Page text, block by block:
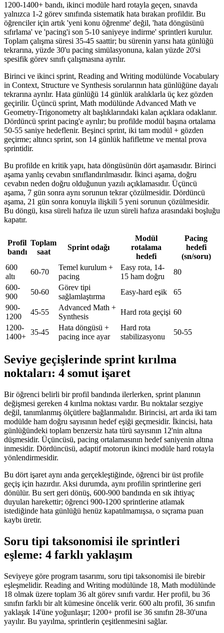
1200-1400+ bandı, ikinci modüle hard rotayla geçen, sınavda
yalnızca 1-2 görev sınıfında sistematik hata bırakan profildir. Bu
öğrenciler için artık 'yeni konu öğrenme' değil, 'hata döngüsünü
sıfırlama' ve 'pacing'i son 5-10 saniyeye indirme' sprintleri kurulur.
Toplam çalışma süresi 35-45 saattir; bu sürenin yarısı hata günlüğü
tekrarına, yüzde 30'u pacing simülasyonuna, kalan yüzde 20'si
spesifik görev sınıfı çalışmasına ayrılır.
Birinci ve ikinci sprint, Reading and Writing modülünde Vocabulary
in Context, Structure ve Synthesis sorularının hata günlüğüne dayalı
tekrarına ayrılır. Hata günlüğü 14 günlük aralıklarla üç kez gözden
geçirilir. Üçüncü sprint, Math modülünde Advanced Math ve
Geometry-Trigonometry alt başlıklarındaki kalan açıklara odaklanır.
Dördüncü sprint pacing'e ayrılır; bu profilde modül başına ortalama
50-55 saniye hedeflenir. Beşinci sprint, iki tam modül + gözden
geçirme; altıncı sprint, son 14 günlük hafifletme ve mental prova
sprintidir.
Bu profilde en kritik yapı, hata döngüsünün dört aşamasıdır. Birinci
aşama yanlış cevabın sınıflandırılmasıdır. İkinci aşama, doğru
cevabın neden doğru olduğunun yazılı açıklamasıdır. Üçüncü
aşama, 7 gün sonra aynı sorunun tekrar çözülmesidir. Dördüncü
aşama, 21 gün sonra konuyla ilişkili 5 yeni sorunun çözülmesidir.
Bu döngü, kısa süreli hafıza ile uzun süreli hafıza arasındaki boşluğu
kapatır.
Profil
bandı
Toplam
saat
Sprint odağı
Modül
rotalama
hedefi
Pacing
hedefi
(sn/soru)
600
altı
60-70
Temel kurulum +
pacing
Easy rota, 14-
15 ham doğru
80
600-
900
50-60
Görev tipi
sağlamlaştırma
Easy-hard eşik
65
900-
1200
45-55
Advanced Math +
Synthesis
Hard rota geçişi 60
1200-
1400+
35-45
Hata döngüsü +
pacing ince ayar
Hard rota
stabilizasyonu
50-55
Seviye geçişlerinde sprint kırılma
noktaları: 4 somut işaret
Bir öğrenci belirli bir profil bandında ilerlerken, sprint planının
değişmesi gereken 4 kırılma noktası vardır. Bu noktalar sezgiye
değil, tanımlanmış ölçütlere bağlanmalıdır. Birincisi, art arda iki tam
modülde ham doğru sayısının hedef eşiği geçmesidir. İkincisi, hata
günlüğündeki toplam benzersiz hata türü sayısının 12'nin altına
düşmesidir. Üçüncüsü, pacing ortalamasının hedef saniyenin altına
inmesidir. Dördüncüsü, adaptif motorun ikinci modüle hard rotayla
yönlendirmesidir.
Bu dört işaret aynı anda gerçekleştiğinde, öğrenci bir üst profile
geçiş için hazırdır. Aksi durumda, aynı profilin sprintlerine geri
dönülür. Bu sert geri dönüş, 600-900 bandında en sık ihtiyaç
duyulan harekettir; öğrenci 900-1200 sprintlerine atlamak
istediğinde hata günlüğü henüz kapatılmamışsa, o sıçrama puan
kaybı üretir.
Soru tipi taksonomisi ile sprintleri
eşleme: 4 farklı yaklaşım
Seviyeye göre program tasarımı, soru tipi taksonomisi ile birebir
eşleşmelidir. Reading and Writing modülünde 18, Math modülünde
18 olmak üzere toplam 36 alt görev sınıfı vardır. Her profil, bu 36
sınıfın farklı bir alt kümesine öncelik verir. 600 altı profil, 36 sınıfın
yaklaşık 14'üne yoğunlaşır; 1200+ profil ise 36 sınıfın 28-30'una
yayılır. Bu yayılma, sprintlerin çeşitlenmesini sağlar.